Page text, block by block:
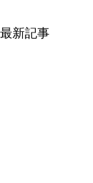
最新記事